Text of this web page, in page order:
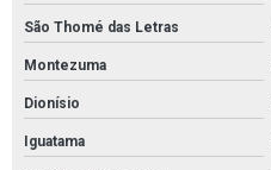
São Thomé das Letras
Montezuma
Dionísio
Iguatama